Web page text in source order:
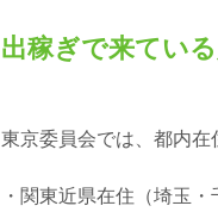
出稼ぎで来てい
東京委員会では、都内在
・関東近県在住（埼玉